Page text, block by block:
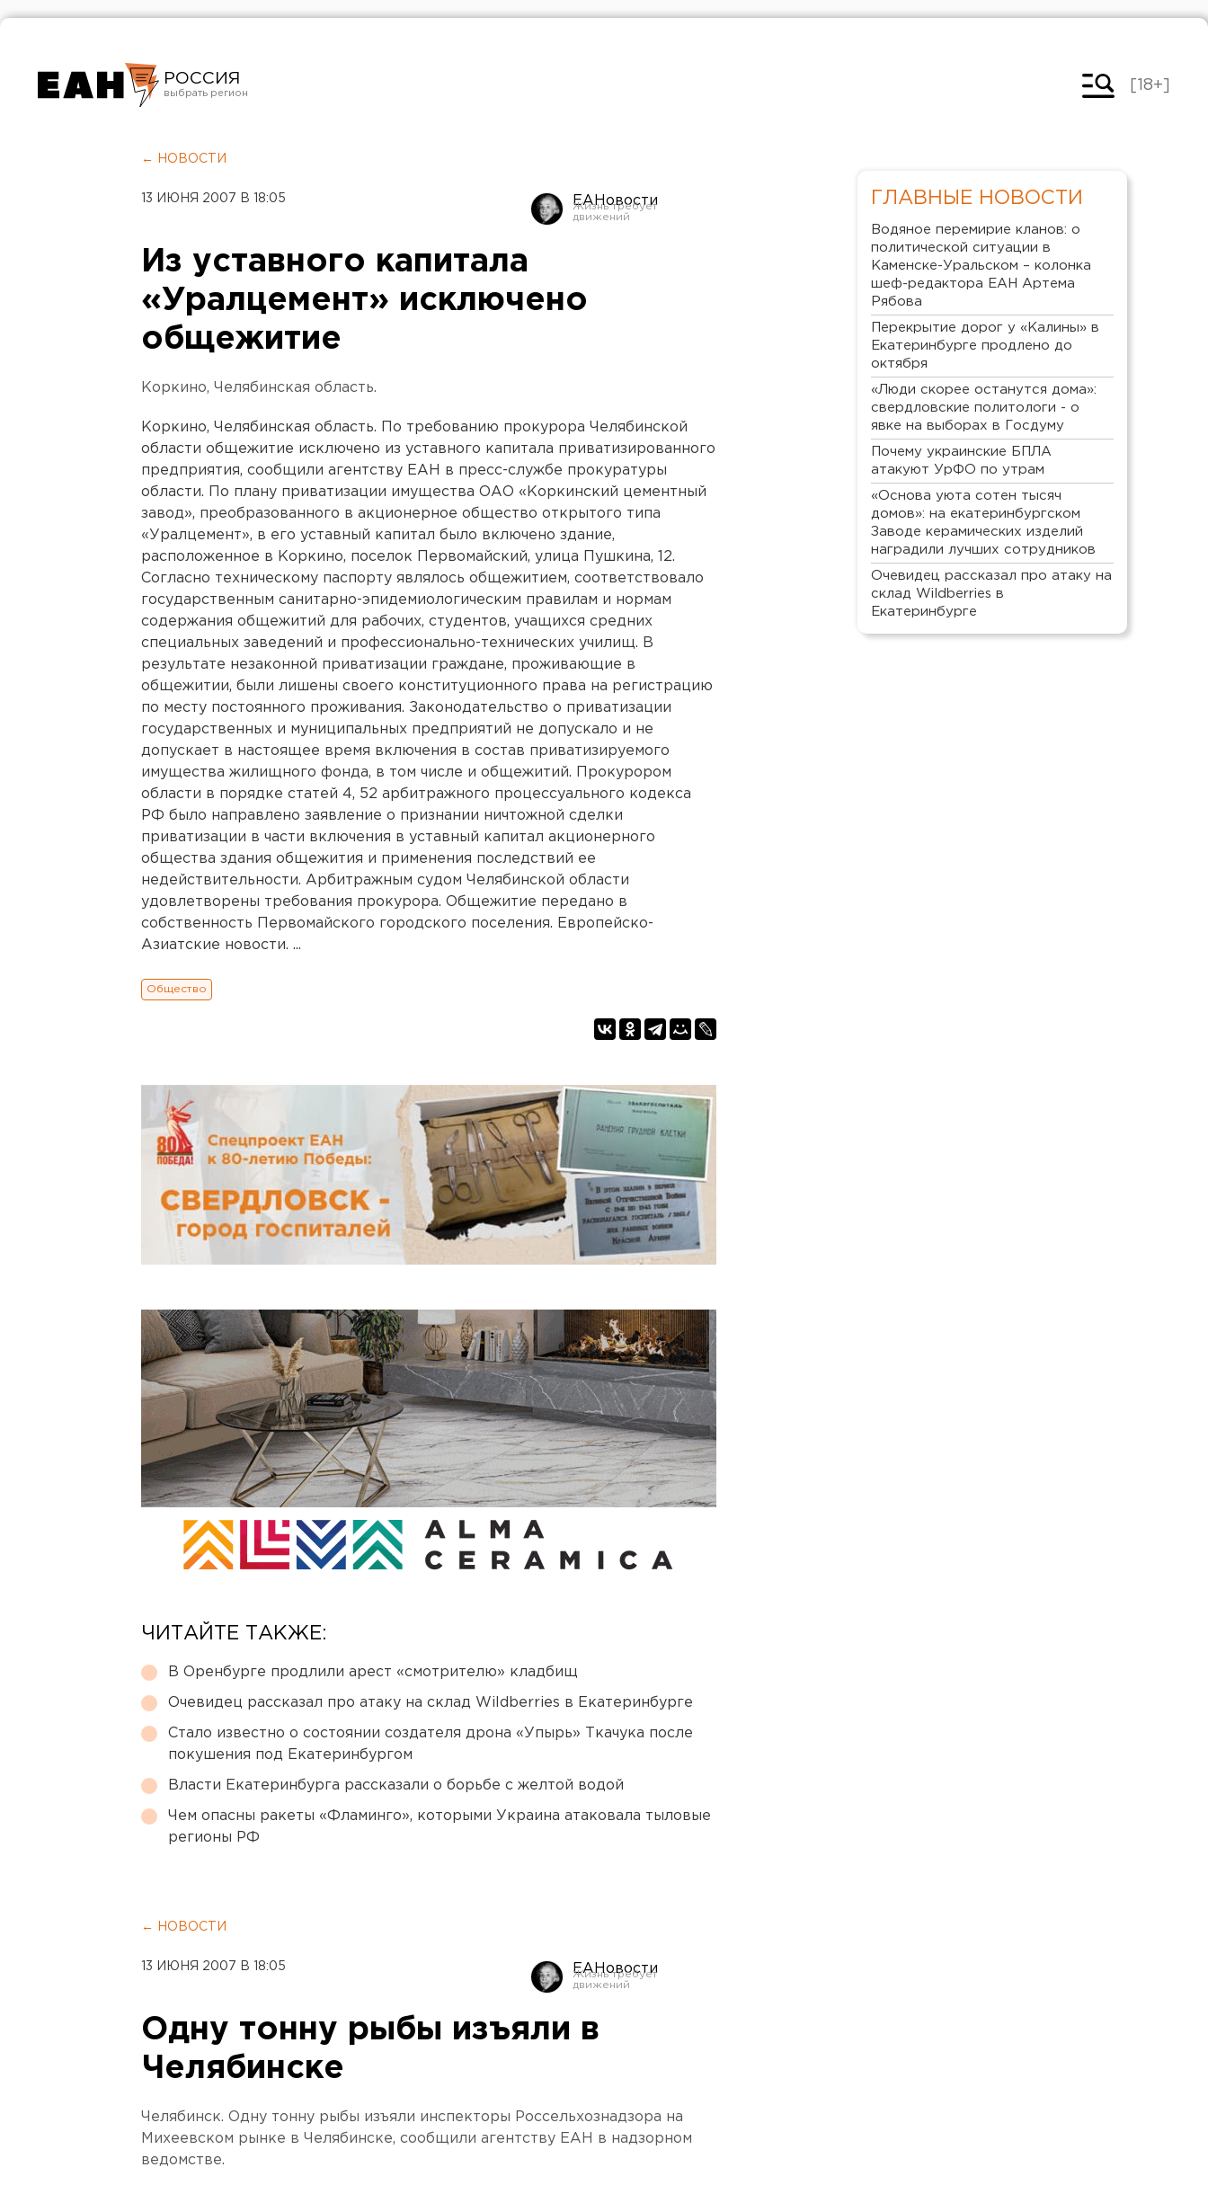
РОССИЯ
Челябинск
[18+]
← НОВОСТИ
13 ИЮНЯ 2007 В 18:05 ЕАНовости
Из уставного капитала
«Уралцемент» исключено
общежитие
Коркино, Челябинская область.
Коркино, Челябинская область. По требованию прокурора Челябинской
области общежитие исключено из уставного капитала приватизированного
предприятия, сообщили агентству ЕАН в пресс-службе прокуратуры
области. По плану приватизации имущества ОАО «Коркинский цементный
завод», преобразованного в акционерное общество открытого типа
«Уралцемент», в его уставный капитал было включено здание,
расположенное в Коркино, поселок Первомайский, улица Пушкина, 12.
Согласно техническому паспорту являлось общежитием, соответствовало
государственным санитарно-эпидемиологическим правилам и нормам
содержания общежитий для рабочих, студентов, учащихся средних
специальных заведений и профессионально-технических училищ. В
результате незаконной приватизации граждане, проживающие в
общежитии, были лишены своего конституционного права на регистрацию
по месту постоянного проживания. Законодательство о приватизации
государственных и муниципальных предприятий не допускало и не
допускает в настоящее время включения в состав приватизируемого
имущества жилищного фонда, в том числе и общежитий. Прокурором
области в порядке статей 4, 52 арбитражного процессуального кодекса
РФ было направлено заявление о признании ничтожной сделки
приватизации в части включения в уставный капитал акционерного
общества здания общежития и применения последствий ее
недействительности. Арбитражным судом Челябинской области
удовлетворены требования прокурора. Общежитие передано в
собственность Первомайского городского поселения. Европейско-
Азиатские новости. ...
Общество
ЧИТАЙТЕ ТАКЖЕ:
В Оренбурге продлили арест «смотрителю» кладбищ
Очевидец рассказал про атаку на склад Wildberries в Екатеринбурге
Стало известно о состоянии создателя дрона «Упырь» Ткачука после
покушения под Екатеринбургом
Власти Екатеринбурга рассказали о борьбе с желтой водой
Чем опасны ракеты «Фламинго», которыми Украина атаковала тыловые
регионы РФ
← НОВОСТИ
13 ИЮНЯ 2007 В 18:05 ЕАНовости
Одну тонну рыбы изъяли в
Челябинске
Челябинск. Одну тонну рыбы изъяли инспекторы Россельхознадзора на
Михеевском рынке в Челябинске, сообщили агентству ЕАН в надзорном
ведомстве.
ГЛАВНЫЕ НОВОСТИ
Водяное перемирие кланов: о
политической ситуации в
Каменске-Уральском – колонка
шеф-редактора ЕАН Артема
Рябова
Перекрытие дорог у «Калины» в
Екатеринбурге продлено до
октября
«Люди скорее останутся дома»:
свердловские политологи - о
явке на выборах в Госдуму
Почему украинские БПЛА
атакуют УрФО по утрам
«Основа уюта сотен тысяч
домов»: на екатеринбургском
Заводе керамических изделий
наградили лучших сотрудников
Очевидец рассказал про атаку на
склад Wildberries в
Екатеринбурге